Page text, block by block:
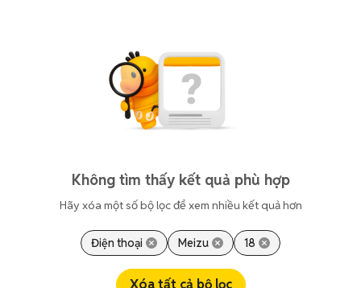
Không tìm thấy kết quả phù hợp
Hãy xóa một số bộ lọc để xem nhiều kết quả hơn
Điện thoại Meizu 18
Xóa tất cả bộ lọc